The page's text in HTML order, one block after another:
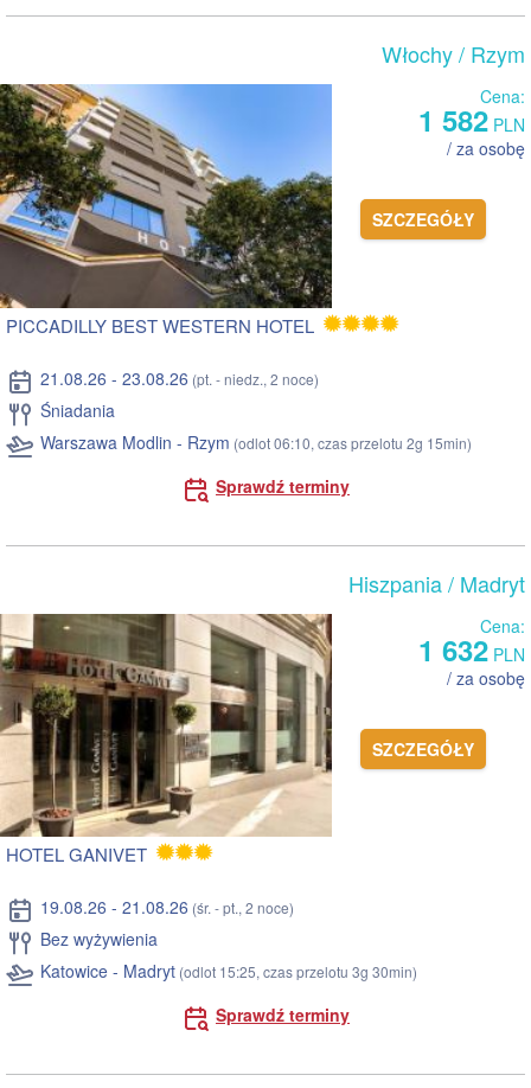
Włochy/ Rzym
Cena:
1 582 PLN
/ za osobę
SZCZEGÓŁY
PICCADILLY BEST WESTERN HOTEL
21.08.26 - 23.08.26 (pt. - niedz., 2 noce)
Śniadania
Warszawa Modlin - Rzym (odlot 06:10, czas przelotu 2g 15min)
Sprawdź terminy
Hiszpania/ Madryt
Cena:
1 632 PLN
/ za osobę
SZCZEGÓŁY
HOTEL GANIVET
19.08.26 - 21.08.26 (śr. - pt., 2 noce)
Bez wyżywienia
Katowice - Madryt (odlot 15:25, czas przelotu 3g 30min)
Sprawdź terminy